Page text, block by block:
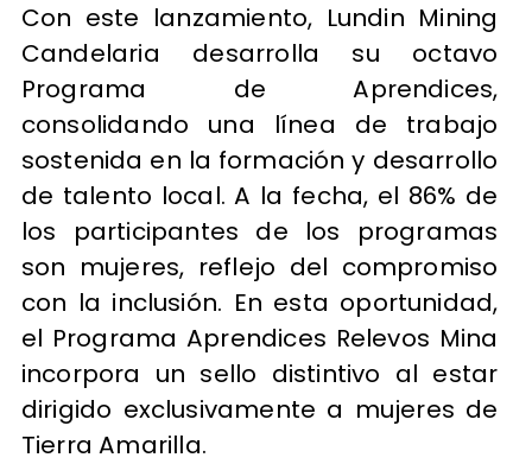
Con este lanzamiento, Lundin Mining
Candelaria desarrolla su octavo
Programa de Aprendices,
consolidando una línea de trabajo
sostenida en la formación y desarrollo
de talento local. A la fecha, el 86% de
los participantes de los programas
son mujeres, reflejo del compromiso
con la inclusión. En esta oportunidad,
el Programa Aprendices Relevos Mina
incorpora un sello distintivo al estar
dirigido exclusivamente a mujeres de
Tierra Amarilla.